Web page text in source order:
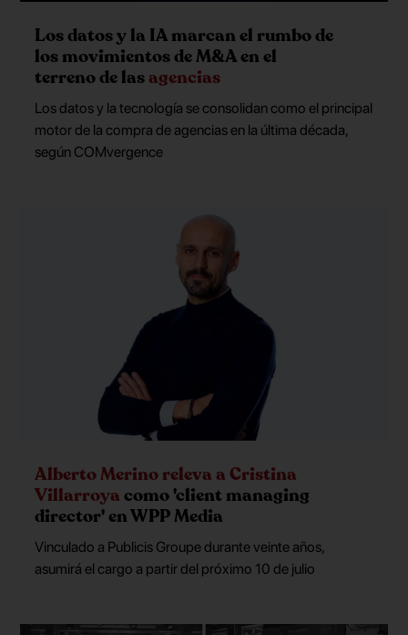
Los datos y la IA marcan el rumbo de
los movimientos de M&A en el
terreno de lasagencias
Los datos y la tecnología se consolidan como el principal
motor de la compra de agencias en la última década,
según COMvergence
Alberto Merino releva a Cristina
Villarroyacomo 'client managing
director' en WPP Media
Vinculado a Publicis Groupe durante veinte años,
asumirá el cargo a partir del próximo 10 de julio